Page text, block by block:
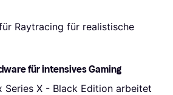
Raytracing für realistische
für intensives Gaming
Series X - Black Edition arbeitet